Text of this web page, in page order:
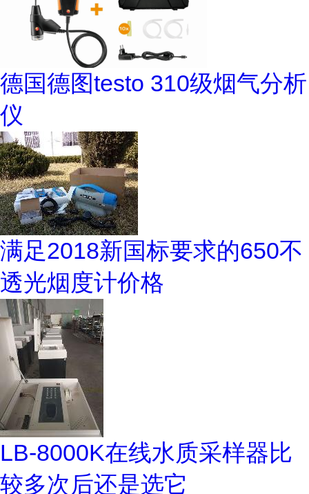
德国德图testo 310级烟气分析
仪
满足2018新国标要求的650不
透光烟度计价格
LB-8000K在线水质采样器比
较多次后还是选它